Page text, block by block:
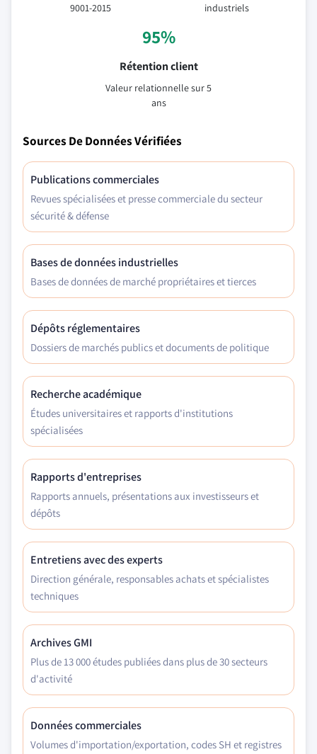
9001-2015 industriels
95%
Rétention client
Valeur relationnelle sur 5
ans
Sources De Données Vérifiées
Publications commerciales
Revues spécialisées et presse commerciale du secteur
sécurité & défense
Bases de données industrielles
Bases de données de marché propriétaires et tierces
Dépôts réglementaires
Dossiers de marchés publics et documents de politique
Recherche académique
Études universitaires et rapports d'institutions
spécialisées
Rapports d'entreprises
Rapports annuels, présentations aux investisseurs et
dépôts
Entretiens avec des experts
Direction générale, responsables achats et spécialistes
techniques
Archives GMI
Plus de 13 000 études publiées dans plus de 30 secteurs
d'activité
Données commerciales
Volumes d'importation/exportation, codes SH et registres